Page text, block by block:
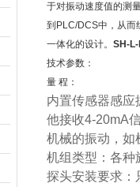
于对振动速度值的测
到PLC/DCS中，从而
一体化的设计。 SH-
技术参数：
量 程：
内置传感器感应
他接收4-20mA
机械的振动，如
机组类型：各种
探头安装要求：